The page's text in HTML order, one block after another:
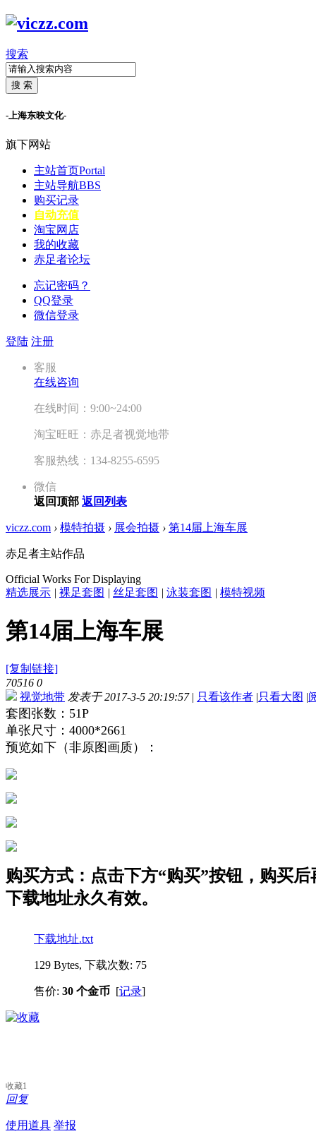
搜索
搜 索
-上海东映文化-
旗下网站
主站首页Portal
主站导航BBS
购买记录
自动充值
淘宝网店
我的收藏
赤足者论坛
忘记密码？
QQ登录
微信登录
登陆 注册
客服
在线咨询
在线时间：9:00~24:00
淘宝旺旺：赤足者视觉地带
客服热线：134-8255-6595
微信
返回顶部 返回列表
viczz.com › 模特拍摄 › 展会拍摄 › 第14届上海车展
赤足者主站作品
Official Works For Displaying
精选展示 | 裸足套图 | 丝足套图 | 泳装套图 | 模特视频
第14届上海车展
[复制链接]
70516 0
视觉地带 发表于 2017-3-5 20:19:57 | 只看该作者 |只看大图 |
套图张数：51P
单张尺寸：4000*2661
预览如下（非原图画质）：
购买方式：点击下方“购买”按钮，购买
下载地址永久有效。
下载地址.txt
129 Bytes, 下载次数: 75
售价: 30 个金币 [记录]
收藏1
回复
使用道具 举报